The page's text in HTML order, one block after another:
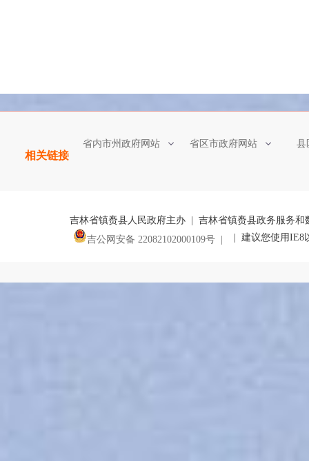
相关链接
省内市州政府网站 省区市政府网站 县
吉林省镇赉县人民政府主办 | 吉林省镇赉县政务服务
吉公网安备 22082102000109号 |
| 建议您使用IE8